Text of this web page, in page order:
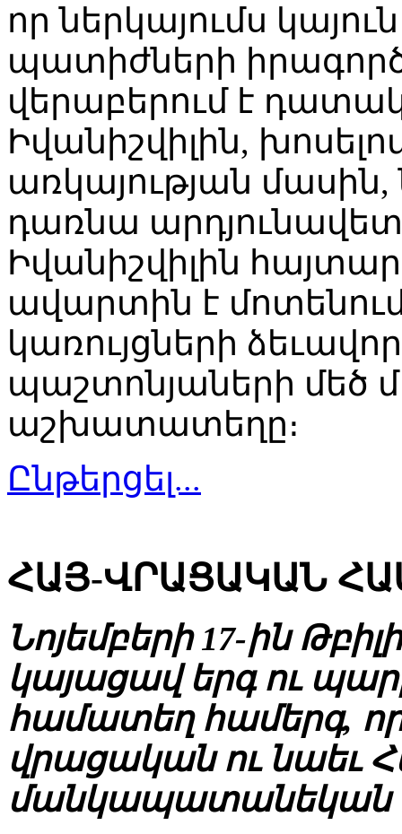
որ ներկայումս
պատիժների
վերաբերում է
Իվանիշվիլին,
առկայության
դառնա
Իվանիշվիլին
ավարտին է
կառույցների
պաշտոնյաների մեծ
աշխատատեղը։
Ընթերցել...
ՀԱՅ-ՎՐԱՑԱԿԱՆ
Նոյեմբերի 17-ին
կայացավ երգ ու
համատեղ համերգ,
վրացական ու նաեւ
մանկապատանեկան